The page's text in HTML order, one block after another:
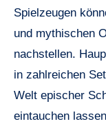
Spielzeugen
und mythischen
nachstellen.
in zahlreichen
Welt epischer
eintauchen